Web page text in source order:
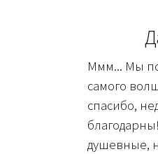
Ммм... Мы
самого
спасибо,
душевные,